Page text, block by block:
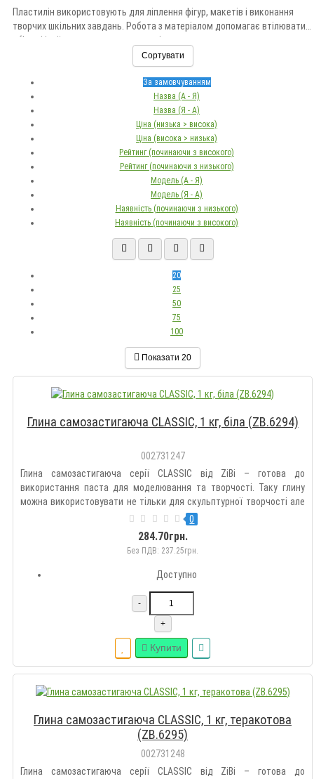
Пластилін використовують для ліплення фігур, макетів і виконання
творчих шкільних завдань. Робота з матеріалом допомагає втілювати
об’ємні ідеї та розвивати практичні навички.
Під час вибору враховуйте кількість кольорів, м’якість, масу, пакування
Сортувати
За замовчуванням
Назва (А - Я)
Назва (Я - А)
Ціна (низька > висока)
Ціна (висока > низька)
Рейтинг (починаючи з високого)
Рейтинг (починаючи з низького)
Модель (А - Я)
Модель (Я - А)
Наявність (починаючи з низького)
Наявність (починаючи з високого)
20
25
50
75
100
Показати 20
Глина самозастигаюча CLASSIC, 1 кг, біла (ZB.6294)
002731247
Глина самозастигаюча серії CLASSIC від ZiBi – готова до
використання паста для моделювання та творчості. Таку глину
можна використовувати не тільки для скульптурної творчості але
й для покриття різних поверхонь, таких як дерево, пластик, картон,
скло або метал. П ідходить для моделювання та ліплення..
0
284.70грн.
Без ПДВ: 237.25грн.
Доступно
-
+
Купити
Глина самозастигаюча CLASSIC, 1 кг, теракотова
(ZB.6295)
002731248
Глина самозастигаюча серії CLASSIC від ZiBi – готова до